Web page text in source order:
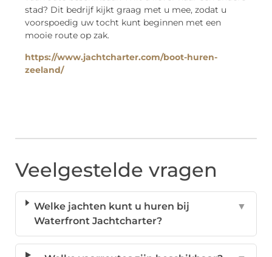
stad? Dit bedrijf kijkt graag met u mee, zodat u
voorspoedig uw tocht kunt beginnen met een
mooie route op zak.
https://www.jachtcharter.com/boot-huren-
zeeland/
Veelgestelde vragen
Welke jachten kunt u huren bij
Waterfront Jachtcharter?
▼